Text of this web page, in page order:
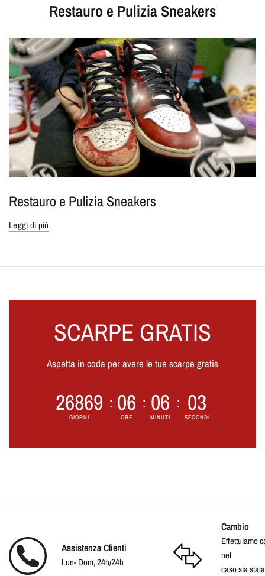
Restauro e Pulizia Sneakers
Restauro e Pulizia Sneakers
Leggi di più
SCARPE GRATIS
Aspetta in coda per avere le tue scarpe gratis
26869
GIORNI
06
ORE
06
MINUTI
02
SECONDI
Assistenza Clienti
Lun- Dom, 24h/24h
Cambio
Effettuiamo
nel
caso sia